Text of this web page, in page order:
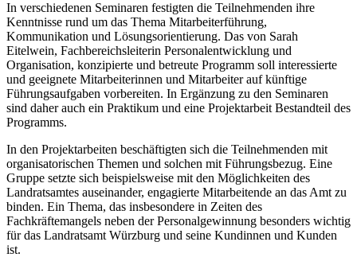
In verschiedenen Seminaren festigten die Teilnehmenden ihre
Kenntnisse rund um das Thema Mitarbeiterführung,
Kommunikation und Lösungsorientierung. Das von Sarah
Eitelwein, Fachbereichsleiterin Personalentwicklung und
Organisation, konzipierte und betreute Programm soll interessierte
und geeignete Mitarbeiterinnen und Mitarbeiter auf künftige
Führungsaufgaben vorbereiten. In Ergänzung zu den Seminaren
sind daher auch ein Praktikum und eine Projektarbeit Bestandteil des
Programms.
In den Projektarbeiten beschäftigten sich die Teilnehmenden mit
organisatorischen Themen und solchen mit Führungsbezug. Eine
Gruppe setzte sich beispielsweise mit den Möglichkeiten des
Landratsamtes auseinander, engagierte Mitarbeitende an das Amt zu
binden. Ein Thema, das insbesondere in Zeiten des
Fachkräftemangels neben der Personalgewinnung besonders wichtig
für das Landratsamt Würzburg und seine Kundinnen und Kunden
ist.